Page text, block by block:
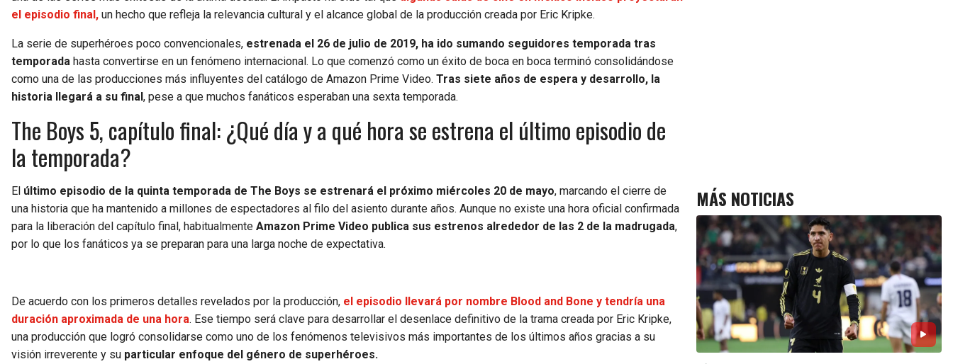
el episodio final, un hecho que refleja la relevancia cultural y el alcance global de la producción creada por Eric Kripke.
La serie de superhéroes poco convencionales, estrenada el 26 de julio de 2019, ha ido sumando seguidores temporada tras
temporada hasta convertirse en un fenómeno internacional. Lo que comenzó como un éxito de boca en boca terminó consolidándose
como una de las producciones más influyentes del catálogo de Amazon Prime Video. Tras siete años de espera y desarrollo, la
historia llegará a su final, pese a que muchos fanáticos esperaban una sexta temporada.
The Boys 5, capítulo final: ¿Qué día y a qué hora se estrena el último episodio de
la temporada?
El último episodio de la quinta temporada de The Boys se estrenará el próximo miércoles 20 de mayo, marcando el cierre de
una historia que ha mantenido a millones de espectadores al filo del asiento durante años. Aunque no existe una hora oficial confirmada
para la liberación del capítulo final, habitualmente Amazon Prime Video publica sus estrenos alrededor de las 2 de la madrugada,
por lo que los fanáticos ya se preparan para una larga noche de expectativa.
De acuerdo con los primeros detalles revelados por la producción, el episodio llevará por nombre Blood and Bone y tendría una
duración aproximada de una hora. Ese tiempo será clave para desarrollar el desenlace definitivo de la trama creada por Eric Kripke,
una producción que logró consolidarse como uno de los fenómenos televisivos más importantes de los últimos años gracias a su
visión irreverente y su particular enfoque del género de superhéroes.
MÁS NOTICIAS